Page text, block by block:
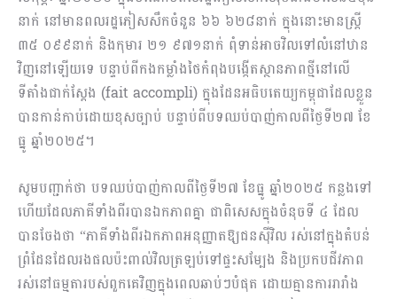
នាក់ នៅមានពលរដ្ឋភៀសសឹកចំនួន ៦៦ ៦២៨នាក់ ក្នុងនោះមានស្រី្ត
៣៥ ០៩៩នាក់ និងកុមារ ២១ ៩៧១នាក់ ពុំទាន់អាចវិលទៅលំនៅឋាន
វិញនៅឡើយទេ បន្ទាប់ពីកងកម្លាំងថៃកំពុងបង្កើតស្ថានភាពថ្មីនៅលើ
ទីតាំងជាក់ស្តែង (fait accompli) ក្នុងដែនអធិបតេយ្យកម្ពុជាដែលខ្លួន
បានកាន់កាប់ដោយខុសច្បាប់ បន្ទាប់ពីបទឈប់បាញ់កាលពីថ្ងៃទី២៧ ខែ
ធ្នូ ឆ្នាំ២០២៥។
សូមបញ្ជាក់ថា បទឈប់បាញ់កាលពីថ្ងៃទី២៧ ខែធ្នូ ឆ្នាំ២០២៥ កន្លងទៅ
ហើយដែលភាគីទាំងពីរបានឯកភាពគ្នា ជាពិសេសក្នុងចំនុចទី ៤ ដែល
បានចែងថា “ភាគីទាំងពីរឯកភាពអនុញ្ញាតឱ្យជនស៊ីវិល រស់នៅក្នុងតំបន់
ព្រំដែនដែលរងផលប៉ះពាល់វិលត្រឡប់ទៅផ្ទះសម្បែង និងប្រកបជីវភាព
រស់នៅធម្មតារបស់ពួកគេវិញក្នុងពេលឆាប់ៗបំផុត ដោយគ្មានការរារាំង